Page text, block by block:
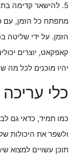
5. להישאר קדימה
מתפתח כל הזמן, עם
הזמן. על ידי שליטה
קאפקאט, יוצרים
יהיו מוכנים לכל מה
כלי עריכה
כמו תמיד, כדאי גם
ולשפר את היכולות
תוכן עשויים למצוא